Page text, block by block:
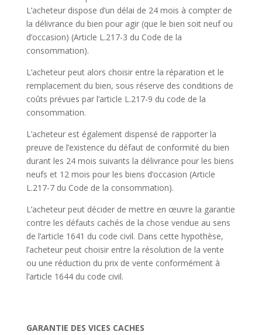
L’acheteur dispose d’un délai de 24 mois à compter de
la délivrance du bien pour agir (que le bien soit neuf ou
d’occasion) (Article L.217-3 du Code de la
consommation).
L’acheteur peut alors choisir entre la réparation et le
remplacement du bien, sous réserve des conditions de
coûts prévues par l’article L.217-9 du code de la
consommation.
L’acheteur est également dispensé de rapporter la
preuve de l’existence du défaut de conformité du bien
durant les 24 mois suivants la délivrance pour les biens
neufs et 12 mois pour les biens d’occasion (Article
L.217-7 du Code de la consommation).
L’acheteur peut décider de mettre en œuvre la garantie
contre les défauts cachés de la chose vendue au sens
de l’article 1641 du code civil. Dans cette hypothèse,
l’acheteur peut choisir entre la résolution de la vente
ou une réduction du prix de vente conformément à
l’article 1644 du code civil.
GARANTIE DES VICES CACHES